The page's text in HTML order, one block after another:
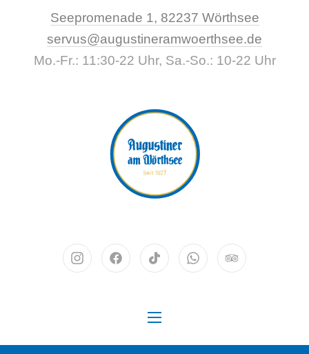
Seepromenade 1, 82237 WörthseeNew
servus@augustineramwoerthsee.de
Mo.-Fr.: 11:30-22 Uhr, Sa.-So.: 10-22 Uhr
Neues Fenster
Neues Fenster
Neues Fenster
Neues Fenster
Neues
NAVIGATION